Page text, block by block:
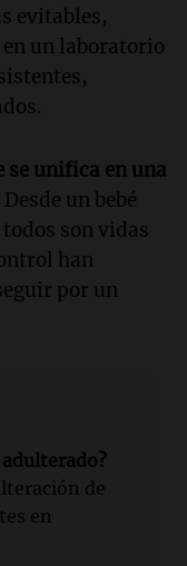
evitables,
un laboratorio
se unifica en una
Desde un bebé
son vidas
han
por un
de
en